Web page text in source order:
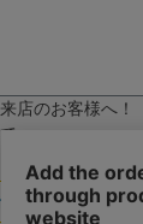
店のお客様へ！
せんか！（採用）